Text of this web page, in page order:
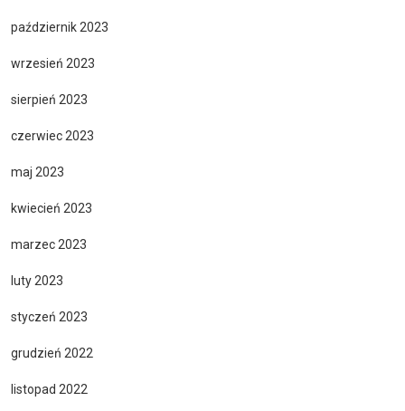
październik 2023
wrzesień 2023
sierpień 2023
czerwiec 2023
maj 2023
kwiecień 2023
marzec 2023
luty 2023
styczeń 2023
grudzień 2022
listopad 2022